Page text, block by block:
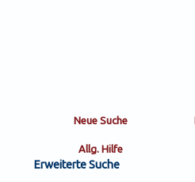
Erweiterte Suche